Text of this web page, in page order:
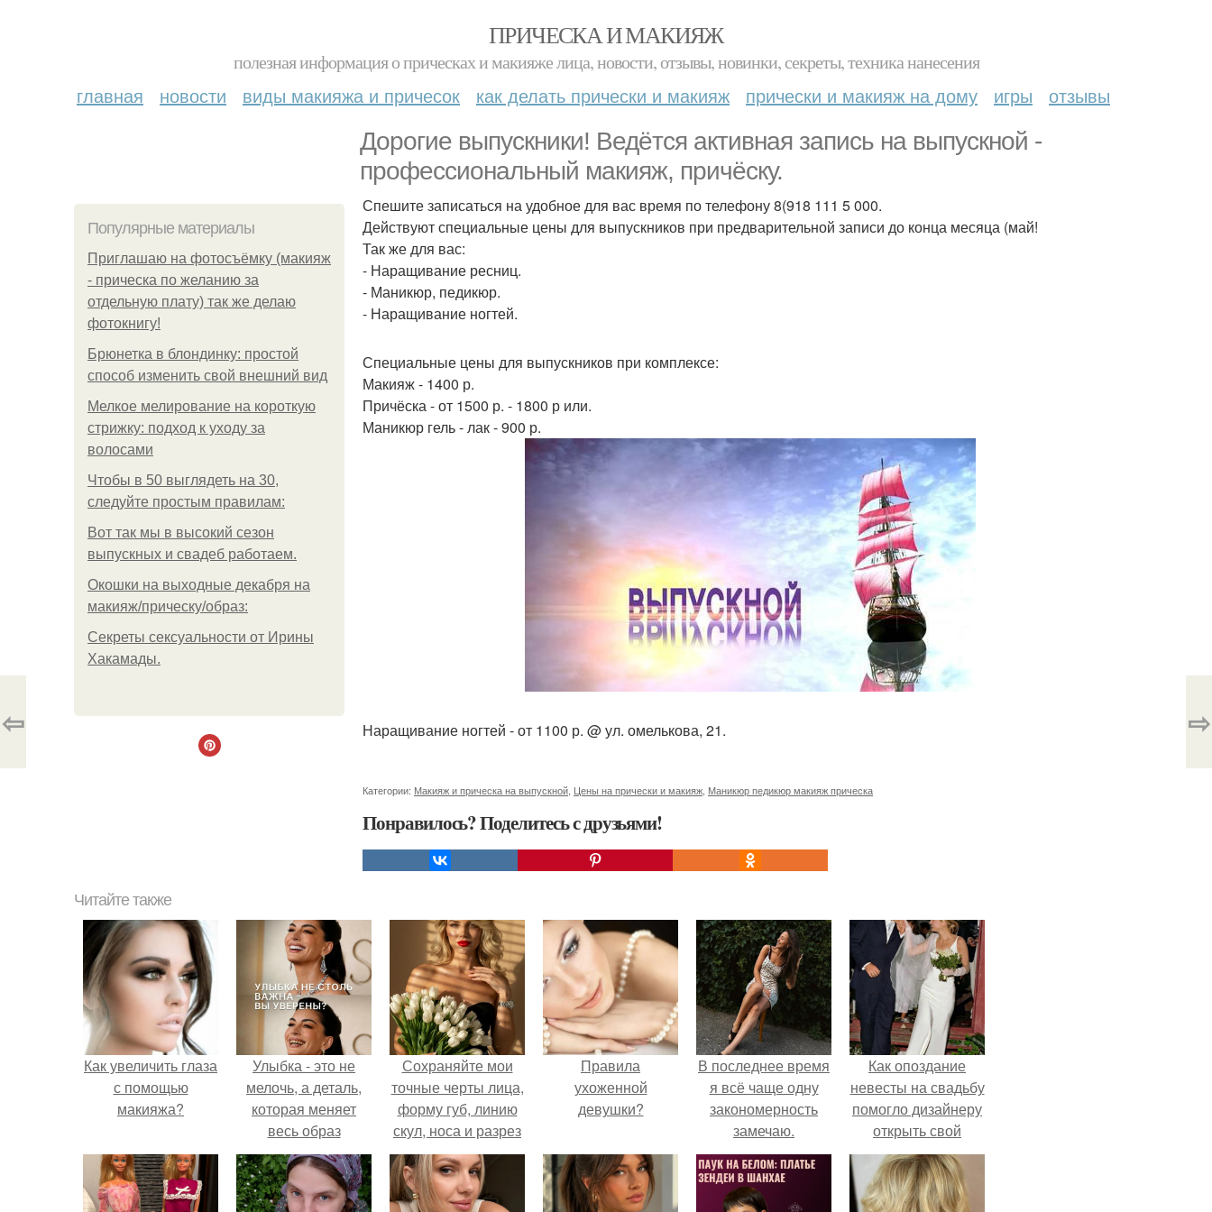
ПРИЧЕСКА И МАКИЯЖ
полезная информация о прическах и макияже лица, новости, отзывы, новинки, секреты, техника нанесения
главная новости виды макияжа и причесок как делать прически и макияж прически и макияж на дому игры отзывы
Дорогие выпускники! Ведётся активная запись на выпускной -
профессиональный макияж, причёску.
Популярные материалы
Приглашаю на фотосъёмку (макияж
- прическа по желанию за
отдельную плату) так же делаю
фотокнигу!
Брюнетка в блондинку: простой
способ изменить свой внешний вид
Мелкое мелирование на короткую
стрижку: подход к уходу за
волосами
Чтобы в 50 выглядеть на 30,
следуйте простым правилам:
Вот так мы в высокий сезон
выпускных и свадеб работаем.
Окошки на выходные декабря на
макияж/прическу/образ:
Секреты сексуальности от Ирины
Хакамады.
Спешите записаться на удобное для вас время по телефону 8(918 111 5 000.
Действуют специальные цены для выпускников при предварительной записи до конца месяца (май!
Так же для вас:
- Наращивание ресниц.
- Маникюр, педикюр.
- Наращивание ногтей.
Специальные цены для выпускников при комплексе:
Макияж - 1400 р.
Причёска - от 1500 р. - 1800 р или.
Маникюр гель - лак - 900 р.
Наращивание ногтей - от 1100 р. @ ул. омелькова, 21.
Категории: Макияж и прическа на выпускной Цены на прически и макияж Маникюр педикюр макияж прическа
Понравилось? Поделитесь с друзьями!
⇦ ⇨
Читайте также
Как увеличить глаза
с помощью
макияжа?
Улыбка - это не
мелочь, а деталь,
которая меняет
весь образ
человека.
Сохраняйте мои
точные черты лица,
форму губ, линию
скул, носа и разрез
глаз.
Правила
ухоженной
девушки?
В последнее время
я всё чаще одну
закономерность
замечаю.
Как опоздание
невесты на свадьбу
помогло дизайнеру
открыть свой
бренд.